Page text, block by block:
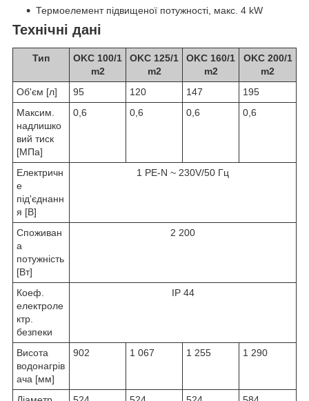
Термоелемент підвищеної потужності, макс. 4 kW
Технічні дані
Тип
OKC 100/1
m2
OKC 125/1
m2
OKC 160/1
m2
OKC 200/1
m2
Об'єм [л]
95 120 147
195
Максим.
надлишко
вий тиск
[MПa]
0,6 0,6 0,6 0,6
Електричн
е
під'єднанн
я [В]
1 PE-N ~ 230V/50 Гц
Споживан
а
потужність
[Вт]
2 200
Коеф.
електроле
ктр.
безпеки
IP 44
Висота
водонагрів
ача [мм]
902 1 067 1 255 1 290